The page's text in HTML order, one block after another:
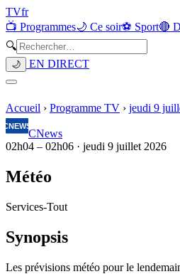
TVfr
📺 Programmes🌙 Ce soir⚽ Sport🔴
🔍
🌙 EN DIRECT
Accueil › Programme TV › jeudi 9
CNews
02h04 – 02h06 · jeudi 9 juillet 2026
Météo
Services-Tout
Synopsis
Les prévisions météo pour le